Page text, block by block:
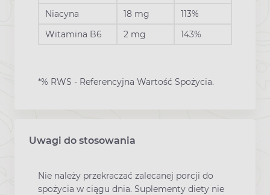
Niacyna
18 mg
113%
Witamina B6
2 mg 143%
*% RWS - Referencyjna Wartość Spożycia.
Uwagi do stosowania
Nie należy przekraczać zalecanej porcji do
spożycia w ciągu dnia. Suplementy diety nie